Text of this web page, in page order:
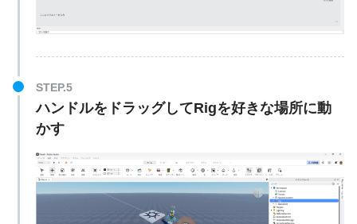
STEP.5
ハンドルをドラッグしてRigを好きな場所に動
かす